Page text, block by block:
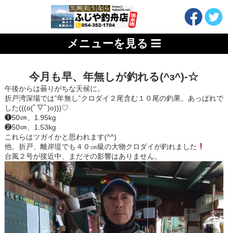
メニューを見る
今月も早、年無しが釣れる(^з^)-☆
午後からは曇りがちな天候に。
折戸湾深場では”年無し”クロダイ２尾含む１０尾の釣果、あっぱれで
した(((o(ﾟ▽ﾟ)o)))♡
❶50㎝、1.95kg
❷50㎝、1.53kg
これらはツガイかと思われます(^^)
他、折戸、離岸堤でも４０㎝級の大物クロダイが釣れました
台風２号が接近中、まだその影響はありません。